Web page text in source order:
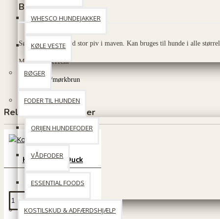
WHESCO HUNDEJAKKER
KØLE VESTE
BØGER
FODER TIL HUNDEN
ORIJEN HUNDEFODER
VÅDFODER
ESSENTIAL FOODS
KOSTILSKUD & ADFÆRDSHJÆLP
Beskrivelse
Sød og sjov elg med stor piv i maven. Kan bruges til hunde i alle
Mål: 27x22x11cm
Farver: Lys/mørkbrun
Relaterede produkter
Kong Plush Duck